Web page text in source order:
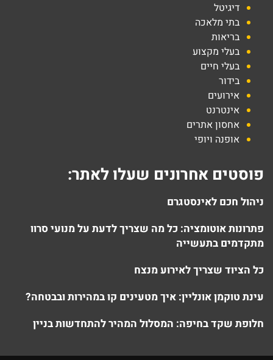
דיגיטל
בתי מלאכה
בריאות
בעלי מקצוע
בעלי חיים
בידור
אירועים
אינטרנט
אחסון אתרים
אופנה ויופי
פוסטים אחרונים שעלו לאתר:
ניהול חכם לאינסטגרם
פתרונות אוטומציה: כל מה שצריך לדעת על מנועי סרוו
מתקדמים בתעשייה
כל הציוד שצריך לאירוע מנצח
עינת טוקמן אונליין: איך מטעינים קו במהירות ובבטחה?
חלופת שקד בחיפה: המסלול המהיר להתחדשות בניין